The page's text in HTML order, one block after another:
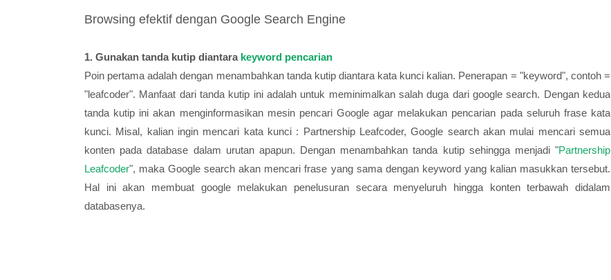
Browsing efektif dengan Google Search Engine
1. Gunakan tanda kutip diantara keyword pencarian
Poin pertama adalah dengan menambahkan tanda kutip diantara kata kunci kalian. Penerapan = "keyword", contoh =
"leafcoder". Manfaat dari tanda kutip ini adalah untuk meminimalkan salah duga dari google search. Dengan kedua
tanda kutip ini akan menginformasikan mesin pencari Google agar melakukan pencarian pada seluruh frase kata
kunci. Misal, kalian ingin mencari kata kunci : Partnership Leafcoder, Google search akan mulai mencari semua
konten pada database dalam urutan apapun. Dengan menambahkan tanda kutip sehingga menjadi "Partnership
Leafcoder", maka Google search akan mencari frase yang sama dengan keyword yang kalian masukkan tersebut.
Hal ini akan membuat google melakukan penelusuran secara menyeluruh hingga konten terbawah didalam
databasenya.